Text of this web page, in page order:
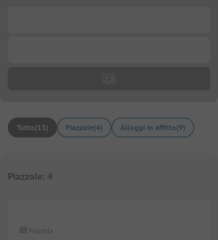
Tutto(13) Piazzole(4) Alloggi in affitto(9)
Piazzole: 4
Piazzola